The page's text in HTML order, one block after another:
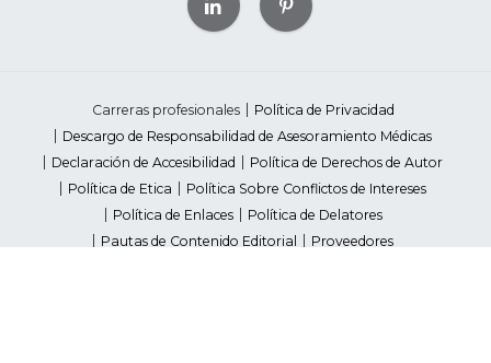
Carreras profesionales
Política de Privacidad
Descargo de Responsabilidad de Asesoramiento Médicas
Declaración de Accesibilidad
Política de Derechos de Autor
Política de Etica
Política Sobre Conflictos de Intereses
Política de Enlaces
Política de Delatores
Pautas de Contenido Editorial
Proveedores